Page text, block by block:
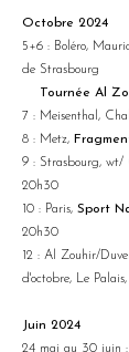
Octobre 2024
5+6 : Boléro,
de Strasbourg
Tournée Al
7 : Meisenthal,
8 : Metz,
9 : Strasbourg, wt/
20h30
10 : Paris, Sport
20h30
12 : Al Zouhir/
d'octobre, Le
Juin 2024
24 mai au 30 juin :